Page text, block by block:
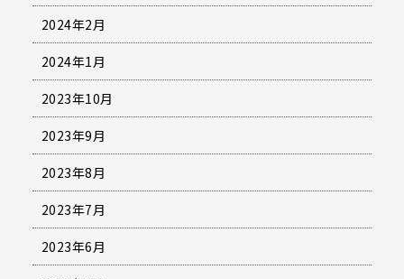
2024年2月
2024年1月
2023年10月
2023年9月
2023年8月
2023年7月
2023年6月